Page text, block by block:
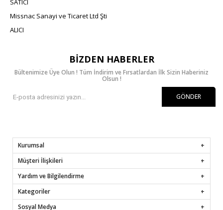
SATICI
Missnac Sanayi ve Ticaret Ltd Şti
ALICI
BIZDEN HABERLER
Bültenimize Üye Olun ! Tüm İndirim ve Fırsatlardan İlk Sizin Haberiniz
Olsun !
GÖNDER
Kurumsal
Müşteri İlişkileri
Yardım ve Bilgilendirme
Kategoriler
Sosyal Medya